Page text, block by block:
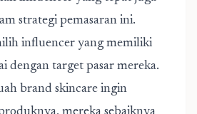
strategi pemasaran ini.
influencer yang memiliki
dengan target pasar mereka.
brand skincare ingin